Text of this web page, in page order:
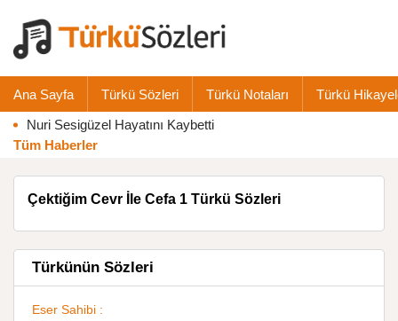
Ana Sayfa Türkü Sözleri Türkü Notaları Türkü
Nuri Sesigüzel Hayatını Kaybetti
Tüm Haberler
Çektiğim Cevr İle Cefa 1 Türkü Sözleri
Türkünün Sözleri
Eser Sahibi :